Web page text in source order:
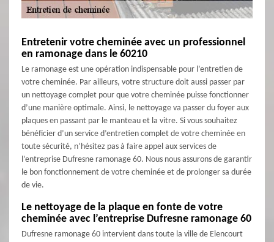
Entretenir votre cheminée avec un professionnel
en ramonage dans le 60210
Le ramonage est une opération indispensable pour l’entretien de
votre cheminée. Par ailleurs, votre structure doit aussi passer par
un nettoyage complet pour que votre cheminée puisse fonctionner
d’une manière optimale. Ainsi, le nettoyage va passer du foyer aux
plaques en passant par le manteau et la vitre. Si vous souhaitez
bénéficier d’un service d’entretien complet de votre cheminée en
toute sécurité, n’hésitez pas à faire appel aux services de
l’entreprise Dufresne ramonage 60. Nous nous assurons de garantir
le bon fonctionnement de votre cheminée et de prolonger sa durée
de vie.
Le nettoyage de la plaque en fonte de votre
cheminée avec l’entreprise Dufresne ramonage 60
Dufresne ramonage 60 intervient dans toute la ville de Elencourt